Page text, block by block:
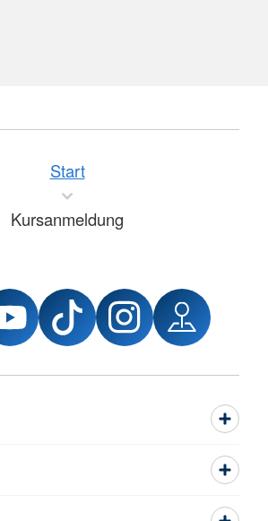
Start
Kursanmeldung